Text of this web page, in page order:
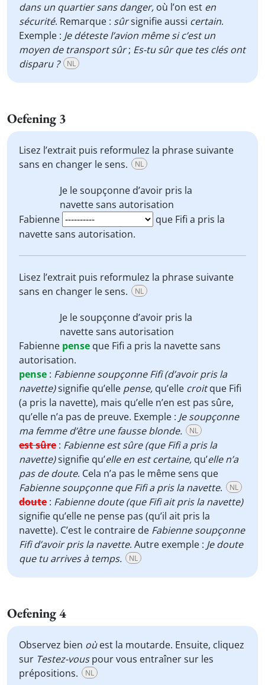
dans un quartier sans danger, où l’on est en
sécurité. Remarque : sûrsignifie aussi certain.
Exemple : Je déteste l’avion même si c’est un
moyen de transport sûr; Es-tu sûr que tes clés ont
disparu ?
NL
Oefening 3
Lisez l’extrait puis reformulez la phrase suivante
sans en changer le sens.
NL
Je lesoupçonne d’avoir pris la
navette sans autorisation
Fabienne
que Fifi a pris la
navette sans autorisation.
Lisez l’extrait puis reformulez la phrase suivante
sans en changer le sens.
NL
Je lesoupçonne d’avoir pris la
navette sans autorisation
Fabienne pense que Fifi a pris la navette sans
autorisation.
pense : Fabienne soupçonne Fifi (d’avoir pris la
navette)signifie qu’elle pense, qu’elle croitque Fifi
(a pris la navette), mais qu’elle n’en est pas sûre,
qu’elle n’a pas de preuve. Exemple : Je soupçonne
ma femme d’être une fausse blonde.
NL
est sûre : Fabienne est sûre (que Fifi a pris la
navette)signifie qu’elle en est certaine, qu’elle n’a
pas de doute. Cela n’a pas le même sens que
Fabienne soupçonne que Fifi a pris la navette. NL
doute : Fabienne doute (que Fifi ait pris la navette)
signifie qu’elle ne pense pas (qu’il ait pris la
navette). C’est le contraire de Fabienne soupçonne
Fifi d’avoir pris la navette. Autre exemple : Je doute
que tu arrives à temps.
NL
Oefening 4
Observez bien oùest la moutarde. Ensuite, cliquez
sur Testez-vouspour vous entraîner sur les
prépositions.
NL